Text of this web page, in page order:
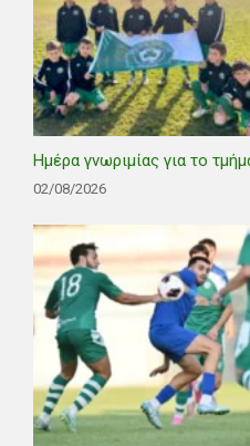
Ημέρα γνωριμίας για το
02/08/2026